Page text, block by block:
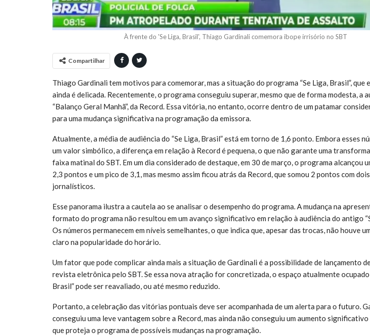
À frente do 'Se Liga, Brasil', Thiago Gardinali comemora ibope irrisório no SBT
Compartilhar
Thiago Gardinali tem motivos para comemorar, mas a situação do programa “Se Liga, Brasil”, que
ainda é delicada. Recentemente, o programa conseguiu superar, mesmo que de forma modesta, a
“Balanço Geral Manhã”, da Record. Essa vitória, no entanto, ocorre dentro de um patamar
para uma mudança significativa na programação da emissora.
Atualmente, a média de audiência do “Se Liga, Brasil” está em torno de 1,6 ponto. Embora esses
um valor simbólico, a diferença em relação à Record é pequena, o que não garante uma
faixa matinal do SBT. Em um dia considerado de destaque, em 30 de março, o programa alcançou
2,3 pontos e um pico de 3,1, mas mesmo assim ficou atrás da Record, que somou 2 pontos com
jornalísticos.
Esse panorama ilustra a cautela ao se analisar o desempenho do programa. A mudança na
formato do programa não resultou em um avanço significativo em relação à audiência do antigo
Os números permanecem em níveis semelhantes, o que indica que, apesar das trocas, não houve
claro na popularidade do horário.
Um fator que pode complicar ainda mais a situação de Gardinali é a possibilidade de lançamento
revista eletrônica pelo SBT. Se essa nova atração for concretizada, o espaço atualmente ocupado
Brasil” pode ser reavaliado, ou até mesmo reduzido.
Portanto, a celebração das vitórias pontuais deve ser acompanhada de um alerta para o futuro.
conseguiu uma leve vantagem sobre a Record, mas ainda não conseguiu um aumento significativo
que proteja o programa de possíveis mudanças na programação.